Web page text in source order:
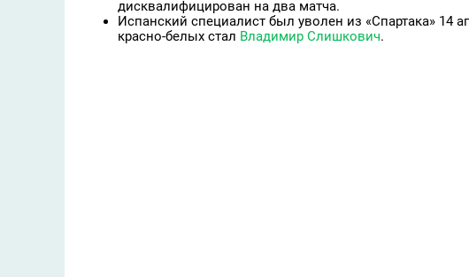
дисквалифицирован на два матча.
Испанский специалист был уволен из «Спартака» 14
красно-белых стал Владимир Слишкович.